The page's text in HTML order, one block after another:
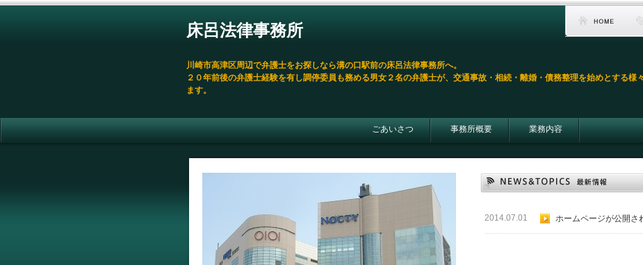
床呂法律事務所
川崎市高津区周辺で弁護士をお探しなら溝の口駅前の床呂法律事務所へ。
２０年前後の弁護士経験を有し調停委員も務める男女２名の弁護士が、交通事故・相続・離婚・債務整理を始めとする様
ます。
ごあいさつ 事務所概要 業務内容
2014.07.01 ホームページが公開さ